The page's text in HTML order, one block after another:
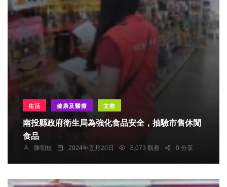
生活 健康及醫療 文教
南投縣政府衛生局為強化食品安全，抽驗市售休閒
食品
陳朝枝 2024年五月20日 8,073 觀看 0 分享